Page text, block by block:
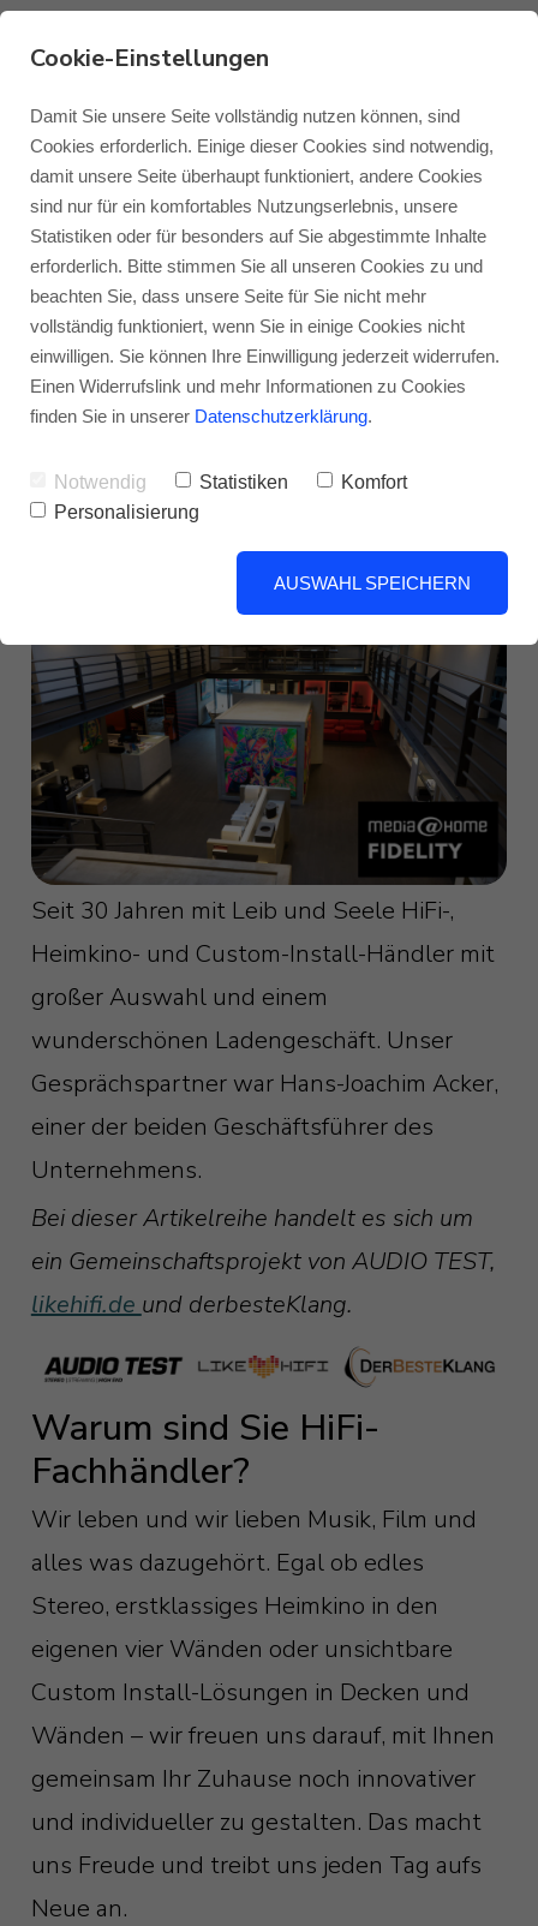
Monitor Audio
Monitor Audio Custom Install
Roksan
Blok
Blog Monitor Audio
Blog Roksan
Blog Blok
Fachhändlerinterview
mit Fidelity aus
Rellingen
VON JENS RAGENOW 18.02.2022
Wie tickt der engagierte und motivierte
HiFi-Fachhändler von heute? Diese Frage
gestellt, die sie viel besser beantworten
Fidelity Acker & Buck OHGin
Rellingen bei Hamburg!
Seit 30 Jahren mit Leib und Seele HiFi-,
Heimkino- und Custom-Install-Händler mit
großer Auswahl und einem
wunderschönen Ladengeschäft. Unser
Gesprächspartner war Hans-Joachim Acker,
einer der beiden Geschäftsführer des
Unternehmens.
Bei dieser Artikelreihe handelt es sich um
ein Gemeinschaftsprojekt von AUDIO TEST,
likehifi.de und derbesteKlang.
Warum sind Sie HiFi-
Fachhändler?
Wir leben und wir lieben Musik, Film und
alles was dazugehört. Egal ob edles
Stereo, erstklassiges Heimkino in den
eigenen vier Wänden oder unsichtbare
Custom Install-Lösungen in Decken und
Wänden – wir freuen uns darauf, mit Ihnen
gemeinsam Ihr Zuhause noch innovativer
und individueller zu gestalten. Das macht
uns Freude und treibt uns jeden Tag aufs
Neue an.
Cookie-Einstellungen
Damit Sie unsere Seite vollständig nutzen können, sind
Cookies erforderlich. Einige dieser Cookies sind notwendig,
damit unsere Seite überhaupt funktioniert, andere Cookies
sind nur für ein komfortables Nutzungserlebnis, unsere
Statistiken oder für besonders auf Sie abgestimmte Inhalte
erforderlich. Bitte stimmen Sie all unseren Cookies zu und
beachten Sie, dass unsere Seite für Sie nicht mehr
vollständig funktioniert, wenn Sie in einige Cookies nicht
einwilligen. Sie können Ihre Einwilligung jederzeit widerrufen.
Einen Widerrufslink und mehr Informationen zu Cookies
finden Sie in unserer Datenschutzerklärung.
Notwendig Statistiken
Komfort
Personalisierung
AUSWAHL SPEICHERN